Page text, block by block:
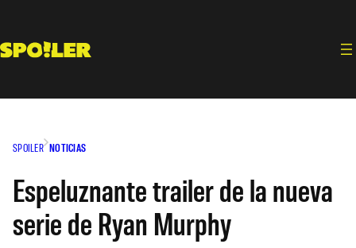
contenido
SPOILER NOTICIAS
Espeluznante trailer de la nueva
serie de Ryan Murphy